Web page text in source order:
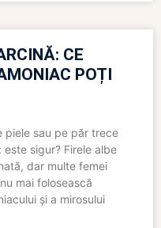
CE
POȚI
piele sau pe păr trece
sigur? Firele albe
dar multe femei
mai folosească
și a mirosului